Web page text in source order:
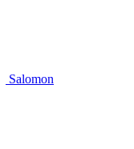
Salomon